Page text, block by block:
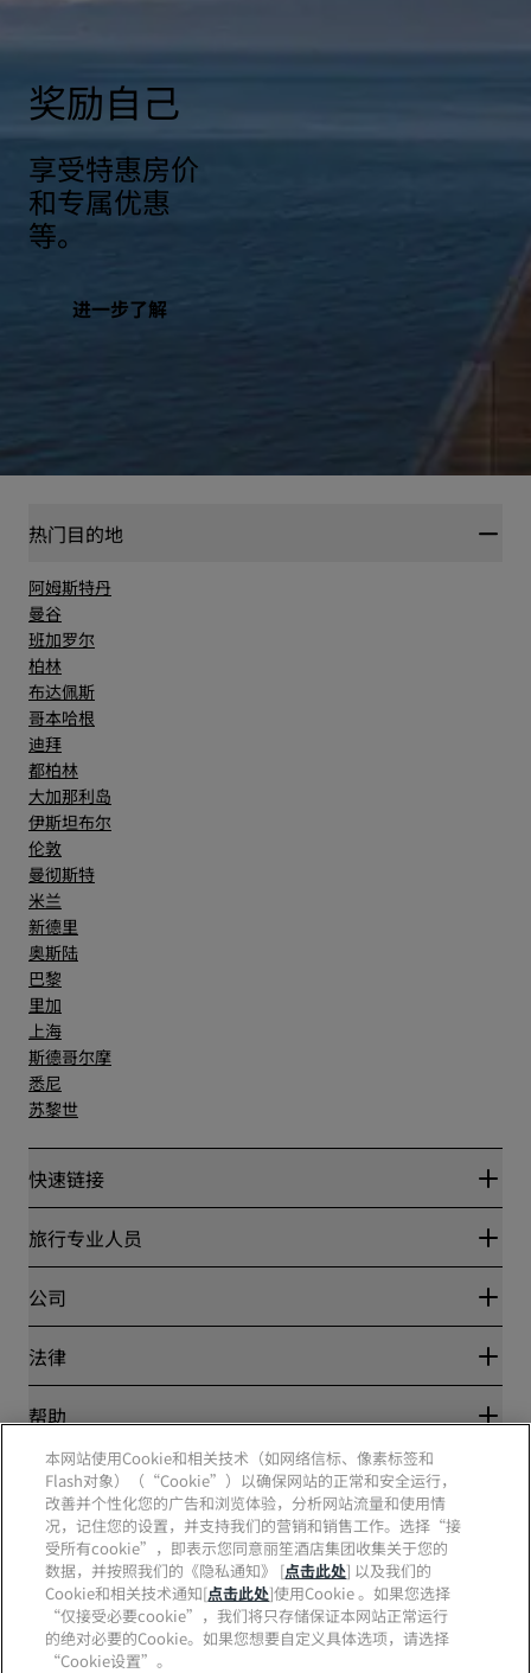
奖励自己
享受特惠房价
和专属优惠
等。
进一步了解
热门目的地
阿姆斯特丹
曼谷
班加罗尔
柏林
布达佩斯
哥本哈根
迪拜
都柏林
大加那利岛
伊斯坦布尔
伦敦
曼彻斯特
米兰
新德里
奥斯陆
巴黎
里加
上海
斯德哥尔摩
悉尼
苏黎世
快速链接
丽赏会
Blog
目的地
丽笙酒店集团APP
体育认证酒店
家庭友好型酒店
旅行专业人员
合作伙伴
公司
丽笙酒店集团
工作机会 RHG
工作机会 PPHE
工作机会 EHL
The Club by RHG
发展机会
责任经营
采购
法律
隐私中心
丽赏会条款和条件
网站使用协议
数字无障碍
现代奴隶制声明
帮助
消费者警示
联系方式
常见问题
网站地图
社交媒体
丽笙酒店集团品牌
本网站使用Cookie和相关技术（如网络信标、像素标签和
Flash对象）（“Cookie”）以确保网站的正常和安全运行，
改善并个性化您的广告和浏览体验，分析网站流量和使用情
况，记住您的设置，并支持我们的营销和销售工作。选择“接
受所有cookie”，即表示您同意丽笙酒店集团收集关于您的
数据，并按照我们的《隐私通知》 [点击此处] 以及我们的
Cookie和相关技术通知[点击此处]使用Cookie 。如果您选择
“仅接受必要cookie”，我们将只存储保证本网站正常运行
的绝对必要的Cookie。如果您想要自定义具体选项，请选择
“Cookie设置”。